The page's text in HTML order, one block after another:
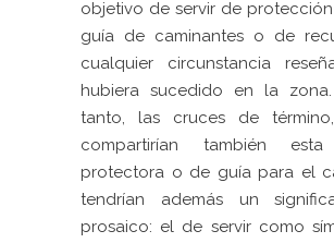
objetivo de servir de protección
guía de caminantes o de
cualquier circunstancia
hubiera sucedido en la zona.
tanto, las cruces de
compartirían también
protectora o de guía para el
tendrían además un
prosaico: el de servir como